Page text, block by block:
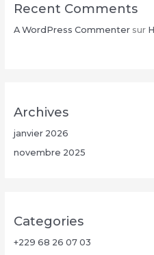
Recent Comments
A WordPress Commentersur
Archives
janvier 2026
novembre 2025
Categories
+229 68 26 07 03